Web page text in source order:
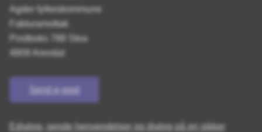
Agder fylkeskommune
Fakturamottak
Postboks 788 Stoa
4809 Arendal
Send e-post
Edialog- sende henvendelser og dialog på en sikker